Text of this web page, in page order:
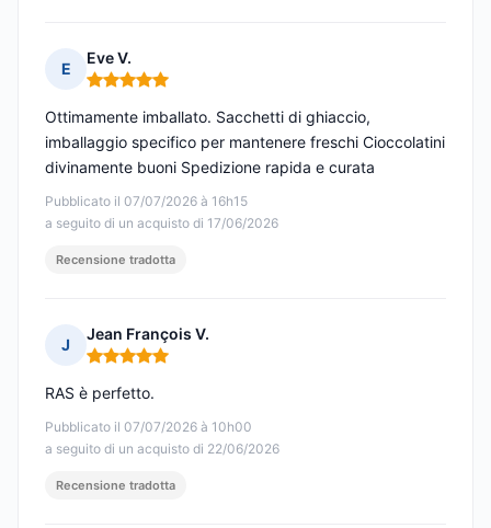
E
Eve V.
Nota: 5 su 5
Pubblicato il 07/07/2026 à 16h15
a seguito di un acquisto di 17/06/2026
Ottimamente imballato. Sacchetti di ghiaccio,
imballaggio specifico per mantenere freschi Cioccolatini
divinamente buoni Spedizione rapida e curata
Recensione tradotta
J
Jean François V.
Nota: 5 su 5
Pubblicato il 07/07/2026 à 10h00
a seguito di un acquisto di 22/06/2026
RAS è perfetto.
Recensione tradotta